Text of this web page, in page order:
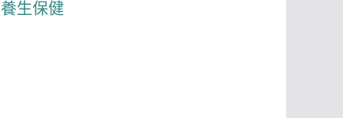
養生保健